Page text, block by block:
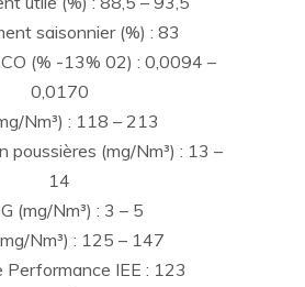
saisonnier (%) : 83
(% -13% 02) : 0,0094 –
0,0170
Nm³) : 118 – 213
poussières (mg/Nm³) : 13 –
14
(mg/Nm³) : 3 – 5
Nm³) : 125 – 147
Performance IEE : 123